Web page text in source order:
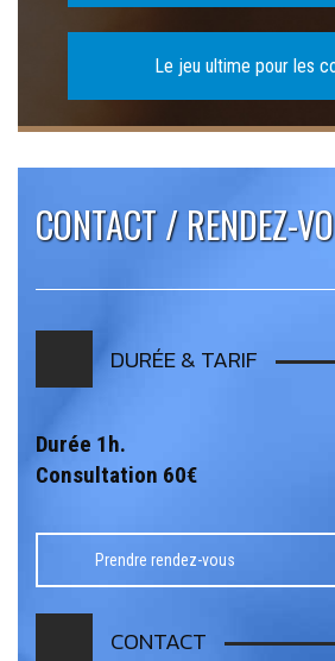
Le jeu ultime pour les
CONTACT / RENDEZ-
DURÉE & TARIF
Durée 1h.
Consultation 60€
Prendre rendez-vous
CONTACT